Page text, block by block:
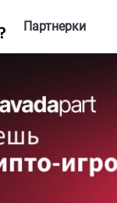
Партнерки